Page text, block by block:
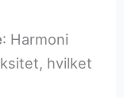
: Harmoni
hvilket